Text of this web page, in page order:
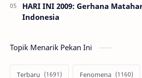
HARI INI 2009: Gerhana
Indonesia
Topik Menarik Pekan Ini
Terbaru Fenomena